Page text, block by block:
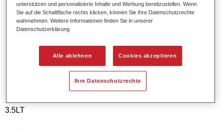
Uni- und Spezialeffekt-Farbtöne.
Ausgezeichnete Farbtongenauigkeit.
Ausgezeichnetes Deckvermögen.
Hervorragend zur Beilackierung geeignet.
Kann gehärtet werden.
Effiziente Lackierung in einem Arbeitsgang.
3.5LT
unterstützen und personalisierte Inhalte und Werbung bereitzustellen. Wenn
Sie auf die Schaltfläche rechts klicken, können Sie Ihre Datenschutzrechte
wahrnehmen. Weitere Informationen finden Sie in unserer
Datenschutzerklärung
Alle ablehnen Cookies akzeptieren
Ihre Datenschutzrechte